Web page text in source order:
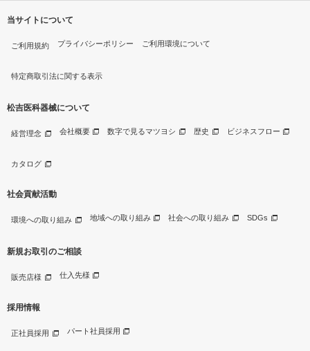
当サイトについて
ご利用規約 プライバシーポリシー ご利用環境について
特定商取引法に関する表示
松吉医科器械について
経営理念 会社概要 数字で見るマツヨシ 歴史 ビジネスフロー
カタログ
社会貢献活動
環境への取り組み 地域への取り組み 社会への取り組み SDGs
新規お取引のご相談
販売店様 仕入先様
採用情報
正社員採用 パート社員採用